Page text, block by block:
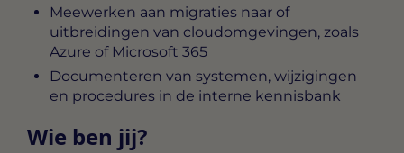
Meewerken aan migraties naar of
uitbreidingen van cloudomgevingen, zoals
Azure of Microsoft 365
Documenteren van systemen, wijzigingen
en procedures in de interne kennisbank
Wie ben jij?